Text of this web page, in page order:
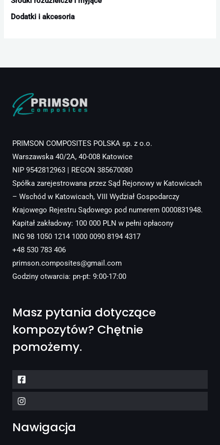
Dodatki i akcesoria
PRIMSON COMPOSITES POLSKA sp. z o.o.
Warszawska 40/2A, 40-008 Katowice
NIP 9542812963 | REGON 385670080
Spółka zarejestrowana przez Sąd Rejonowy w Katowicach
– Wschód w Katowicach, VIII Wydział Gospodarczy
Krajowego Rejestru Sądowego pod numerem 0000831948.
Kapitał zakładowy: 100 000 PLN w pełni opłacony
ING 98 1050 1214 1000 0090 8194 4317
+48 530 783 406
primson.composites@gmail.com
Godziny otwarcia: pn-pt: 9:00-17:00
Masz pytania dotyczące
kompozytów? Chętnie
pomożemy.
Nawigacja